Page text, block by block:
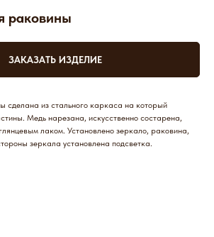
раковины
ЗАКАЗАТЬ ИЗДЕЛИЕ
сделана из стального каркаса на который
Медь нарезана, искусственно состарена,
лаком. Установлено зеркало, раковина,
зеркала установлена подсветка.